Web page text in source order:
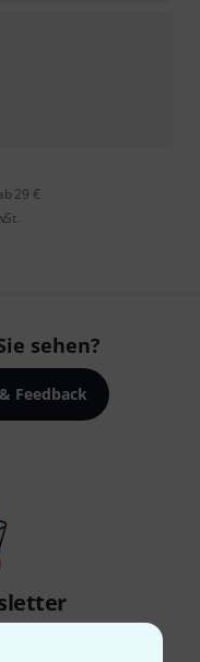
29 €
sehen?
Feedback
und gewinne mit